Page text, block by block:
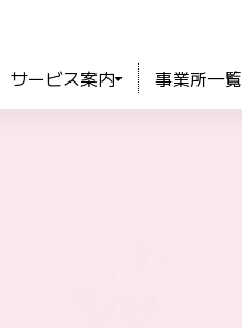
サービス案内 事業所一覧